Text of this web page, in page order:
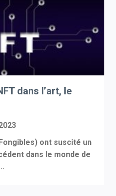
dans l’art, le
ont suscité un
dans le monde de